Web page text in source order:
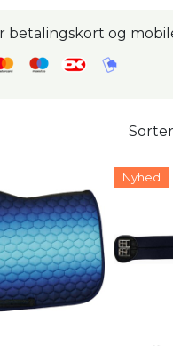
betalingskort og
Sorter
Nyhed